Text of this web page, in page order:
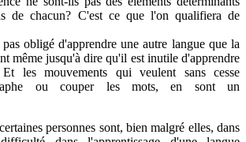
de chacun? C'est ce que l'on qualifiera de
obligé d'apprendre une autre langue que la
même jusqu'à dire qu'il est inutile d'apprendre
les mouvements qui veulent sans cesse
ou couper les mots, en sont un
personnes sont, bien malgré elles, dans